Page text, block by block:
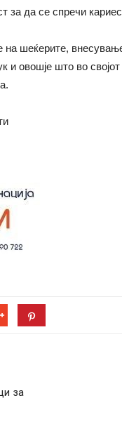
за да се спречи
на шеќерите,
и овошје што во
за